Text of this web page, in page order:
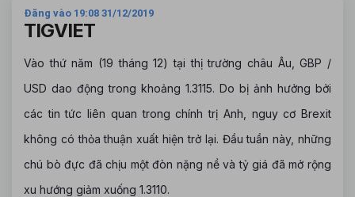
Đăng vào 19:08 31/12/2019
TIGVIET
Vào thứ năm (19 tháng 12) tại thị trường châu Âu, GBP /
USD dao động trong khoảng 1.3115. Do bị ảnh hưởng bởi
các tin tức liên quan trong chính trị Anh, nguy cơ Brexit
không có thỏa thuận xuất hiện trở lại. Đầu tuần này, những
chú bò đực đã chịu một đòn nặng nề và tỷ giá đã mở rộng
xu hướng giảm xuống 1.3110.